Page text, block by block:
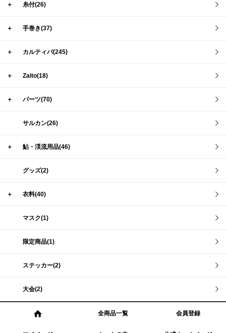
＋ 糸付(26)
＋ 手巻き(37)
＋ カルティバ(245)
＋ Zaito(18)
＋ パーツ(70)
サルカン(26)
＋ 鮎・渓流用品(46)
グッズ(2)
＋ 衣料(40)
マスク(1)
限定商品(1)
ステッカー(2)
大会(2)
全商品一覧 会員登録